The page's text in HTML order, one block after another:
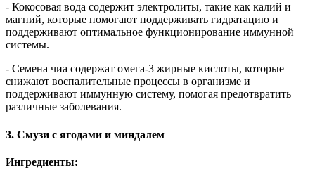
- Кокосовая вода содержит электролиты, такие как калий и
магний, которые помогают поддерживать гидратацию и
поддерживают оптимальное функционирование иммунной
системы.
- Семена чиа содержат омега-3 жирные кислоты, которые
снижают воспалительные процессы в организме и
поддерживают иммунную систему, помогая предотвратить
различные заболевания.
3. Смузи с ягодами и миндалем
Ингредиенты: